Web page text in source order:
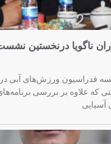
ناگویا درنخستین
فدراسیون ورزش‌های آبی
که علاوه بر بررسی